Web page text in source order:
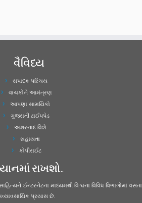
વૈવિધ્ય
સંપાદક પરિચય
વાચકોને આમંત્રણ
આપણા સામયિકો
ગુજરાતી ટાઈપપેડ
અક્ષરનાદ વિશે
સહાયતા
કોપીરાઈટ
રાખશો..
ઈન્ટરનેટના માધ્યમથી વિશ્વના વિવિધ વિભાગોમાં વસતા
પ્રયાસ છે.